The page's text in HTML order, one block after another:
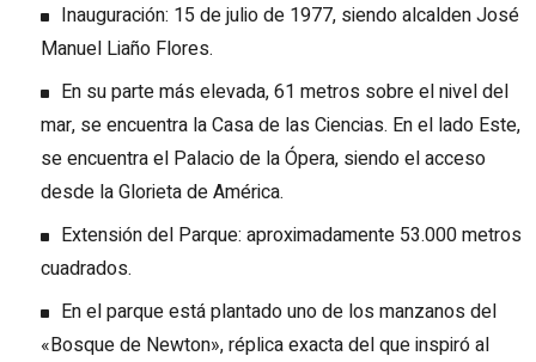
Inauguración: 15 de julio de 1977, siendo alcalden José
Manuel Liaño Flores.
En su parte más elevada, 61 metros sobre el nivel del
mar, se encuentra la Casa de las Ciencias. En el lado Este,
se encuentra el Palacio de la Ópera, siendo el acceso
desde la Glorieta de América.
Extensión del Parque: aproximadamente 53.000 metros
cuadrados.
En el parque está plantado uno de los manzanos del
«Bosque de Newton», réplica exacta del que inspiró al